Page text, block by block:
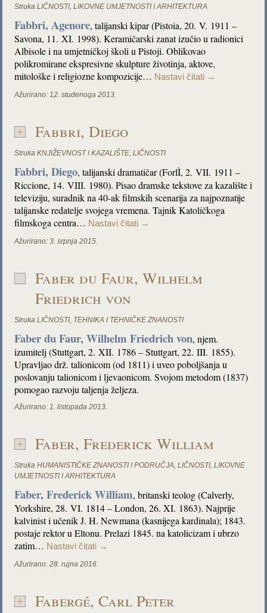
Struka LIČNOSTI,LIKOVNE UMJETNOSTI I ARHITEKTURA
Fabbri, Agenore, talijanski kipar (Pistoia, 20. V. 1911 –
Savona, 11. XI. 1998). Keramičarski zanat izučio u radionici
Albisole i na umjetničkoj školi u Pistoji. Oblikovao
polikromirane ekspresivne skulpture životinja, aktove,
mitološke i religiozne kompozicije… Nastavi čitati →
Ažurirano: 12. studenoga 2013.
Fabbri, Diego
Struka KNJIŽEVNOST I KAZALIŠTE,LIČNOSTI
Fabbri, Diego, talijanski dramatičar (ForlÌ, 2. VII. 1911 –
Riccione, 14. VIII. 1980). Pisao dramske tekstove za kazalište i
televiziju, suradnik na 40-ak filmskih scenarija za najpoznatije
talijanske redatelje svojega vremena. Tajnik Katoličkoga
filmskoga centra… Nastavi čitati →
Ažurirano: 3. srpnja 2015.
Faber du Faur, Wilhelm
Friedrich von
Struka LIČNOSTI, TEHNIKA I TEHNIČKE ZNANOSTI
Faber du Faur, Wilhelm Friedrich von, njem.
izumitelj (Stuttgart, 2. XII. 1786 – Stuttgart, 22. III. 1855).
Upravljao drž. talionicom (od 1811) i uveo poboljšanja u
poslovanju talionicom i ljevaonicom. Svojom metodom (1837)
pomogao razvoju taljenja željeza.
Ažurirano: 1. listopada 2013.
Faber, Frederick William
Struka HUMANISTIČKE ZNANOSTI I PODRUČJA,LIČNOSTI,LIKOVNE
UMJETNOSTI I ARHITEKTURA
Faber, Frederick William, britanski teolog (Calverly,
Yorkshire, 28. VI. 1814 – London, 26. XI. 1863). Najprije
kalvinist i učenik J. H. Newmana (kasnijega kardinala); 1843.
postaje rektor u Eltonu. Prelazi 1845. na katolicizam i ubrzo
zatim… Nastavi čitati →
Ažurirano: 28. rujna 2016.
Fabergé, Carl Peter